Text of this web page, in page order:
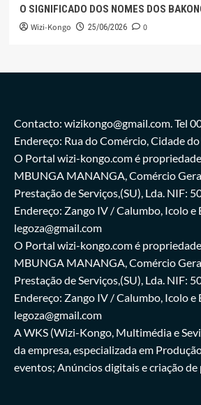
O SIGNIFICADO DOS NOMES DOS
Wizi-Kongo 25/06/2026 0
Contacto: wizikongo@gmail.com. Tel
Endereço: Rua do Comércio, Cidade
O Portal wizi-kongo.com é
MBUNGA MANANGA, Comércio
Prestação de Serviços,(SU), Lda. NIF:
Endereço: Zango IV / Calumbo, Icolo e
legoza@gmail.com
O Portal wizi-kongo.com é
MBUNGA MANANGA, Comércio
Prestação de Serviços,(SU), Lda. NIF:
Endereço: Zango IV / Calumbo, Icolo e
legoza@gmail.com
A WKS (Wizi-Kongo, Multimédia e
da empresa, especializada em
eventos; Anúncios digitais e criação